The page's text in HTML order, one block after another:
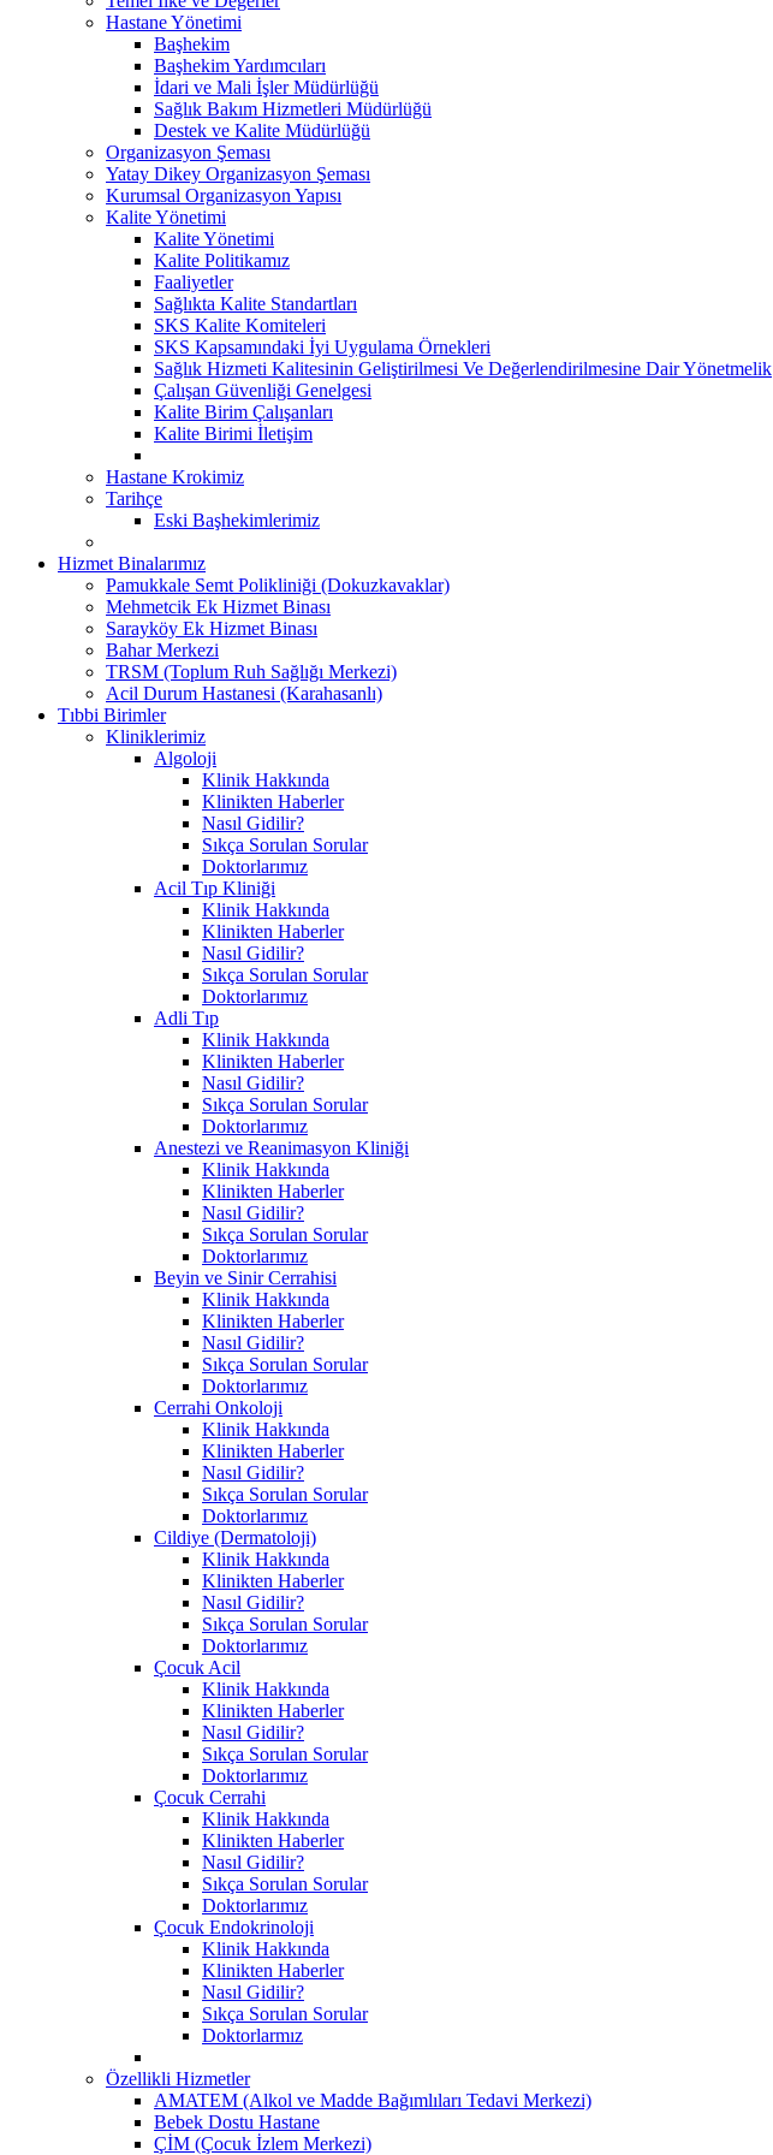
Hastane Yönetimi
Başhekim
Başhekim Yardımcıları
İdari ve Mali İşler Müdürlüğü
Sağlık Bakım Hizmetleri Müdürlüğü
Destek ve Kalite Müdürlüğü
Organizasyon Şeması
Yatay Dikey Organizasyon Şeması
Kurumsal Organizasyon Yapısı
Kalite Yönetimi
Kalite Yönetimi
Kalite Politikamız
Faaliyetler
Sağlıkta Kalite Standartları
SKS Kalite Komiteleri
SKS Kapsamındaki İyi Uygulama Örnekleri
Sağlık Hizmeti Kalitesinin Geliştirilmesi Ve Değerlendirilmesine Dair Yönetmelik
Çalışan Güvenliği Genelgesi
Kalite Birim Çalışanları
Kalite Birimi İletişim
Hastane Krokimiz
Tarihçe
Eski Başhekimlerimiz
Hizmet Binalarımız
Pamukkale Semt Polikliniği (Dokuzkavaklar)
Mehmetcik Ek Hizmet Binası
Sarayköy Ek Hizmet Binası
Bahar Merkezi
TRSM (Toplum Ruh Sağlığı Merkezi)
Acil Durum Hastanesi (Karahasanlı)
Tıbbi Birimler
Kliniklerimiz
Algoloji
Klinik Hakkında
Klinikten Haberler
Nasıl Gidilir?
Sıkça Sorulan Sorular
Doktorlarımız
Acil Tıp Kliniği
Klinik Hakkında
Klinikten Haberler
Nasıl Gidilir?
Sıkça Sorulan Sorular
Doktorlarımız
Adli Tıp
Klinik Hakkında
Klinikten Haberler
Nasıl Gidilir?
Sıkça Sorulan Sorular
Doktorlarımız
Anestezi ve Reanimasyon Kliniği
Klinik Hakkında
Klinikten Haberler
Nasıl Gidilir?
Sıkça Sorulan Sorular
Doktorlarımız
Beyin ve Sinir Cerrahisi
Klinik Hakkında
Klinikten Haberler
Nasıl Gidilir?
Sıkça Sorulan Sorular
Doktorlarımız
Cerrahi Onkoloji
Klinik Hakkında
Klinikten Haberler
Nasıl Gidilir?
Sıkça Sorulan Sorular
Doktorlarımız
Cildiye (Dermatoloji)
Klinik Hakkında
Klinikten Haberler
Nasıl Gidilir?
Sıkça Sorulan Sorular
Doktorlarımız
Çocuk Acil
Klinik Hakkında
Klinikten Haberler
Nasıl Gidilir?
Sıkça Sorulan Sorular
Doktorlarımız
Çocuk Cerrahi
Klinik Hakkında
Klinikten Haberler
Nasıl Gidilir?
Sıkça Sorulan Sorular
Doktorlarımız
Çocuk Endokrinoloji
Klinik Hakkında
Klinikten Haberler
Nasıl Gidilir?
Sıkça Sorulan Sorular
Doktorlarmız
Özellikli Hizmetler
AMATEM (Alkol ve Madde Bağımlıları Tedavi Merkezi)
Bebek Dostu Hastane
ÇİM (Çocuk İzlem Merkezi)